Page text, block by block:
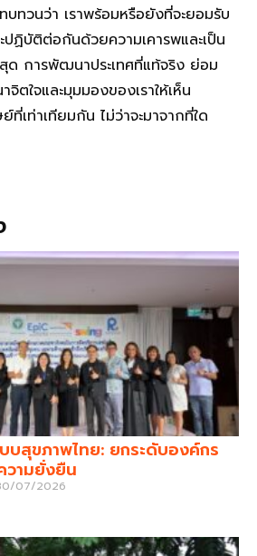
บทวนว่า เราพร้อมหรือยังที่จะยอมรับ
ฏิบัติต่อกันด้วยความเคารพและเป็น
สุด การพัฒนาประเทศที่แท้จริง ย่อม
ตใจและมุมมองของเราให้เห็น
เท่าเทียมกัน ไม่ว่าจะมาจากที่ใด
บสุขภาพไทย: ยกระดับองค์กร
วามยั่งยืน
07/2026